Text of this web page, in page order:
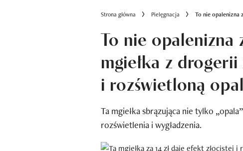
Strona główna Pielęgnacja To nie opalenizna
To nie opalenizna
mgiełka z drogerii
i rozświetloną
Ta mgiełka sbrązująca nie tylko
rozświetlenia i wygładzenia.